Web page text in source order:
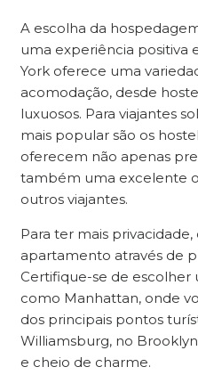
A escolha da
uma experiência positiva
York oferece uma
acomodação, desde
luxuosos. Para viajantes
mais popular são os
oferecem não apenas
também uma excelente
outros viajantes.
Para ter mais
apartamento através de
Certifique-se de escolher
como Manhattan, onde
dos principais pontos
Williamsburg, no
e cheio de charme.